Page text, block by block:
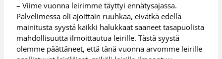
– Viime vuonna leirimme täyttyi ennätysajassa.
Palvelimessa oli ajoittain ruuhkaa, eivätkä edellä
mainitusta syystä kaikki halukkaat saaneet tasapuolista
mahdollisuutta ilmoittautua leirille. Tästä syystä
olemme päättäneet, että tänä vuonna arvomme leirille